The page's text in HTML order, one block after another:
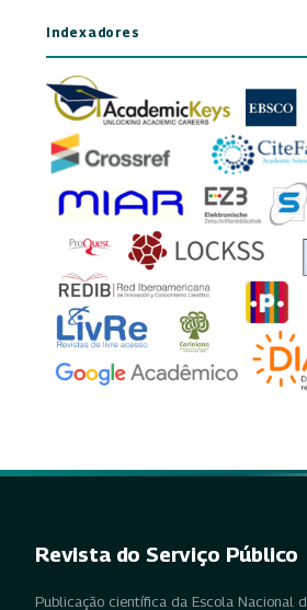
Indexadores
Revista do Serviço Público
Publicação científica da Escola Nacional